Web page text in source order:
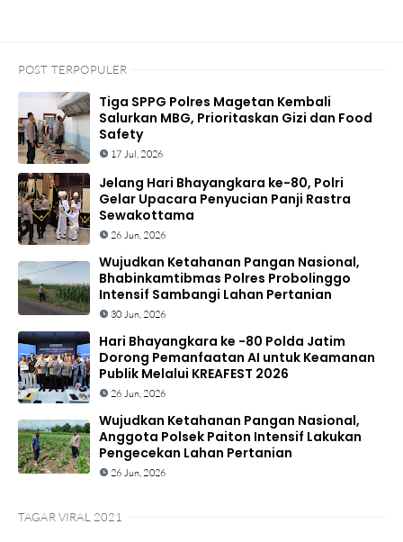
POST TERPOPULER
Tiga SPPG Polres Magetan Kembali
Salurkan MBG, Prioritaskan Gizi dan Food
Safety
17 Jul, 2026
Jelang Hari Bhayangkara ke-80, Polri
Gelar Upacara Penyucian Panji Rastra
Sewakottama
26 Jun, 2026
Wujudkan Ketahanan Pangan Nasional,
Bhabinkamtibmas Polres Probolinggo
Intensif Sambangi Lahan Pertanian
30 Jun, 2026
Hari Bhayangkara ke -80 Polda Jatim
Dorong Pemanfaatan AI untuk Keamanan
Publik Melalui KREAFEST 2026
26 Jun, 2026
Wujudkan Ketahanan Pangan Nasional,
Anggota Polsek Paiton Intensif Lakukan
Pengecekan Lahan Pertanian
26 Jun, 2026
TAGAR VIRAL 2021